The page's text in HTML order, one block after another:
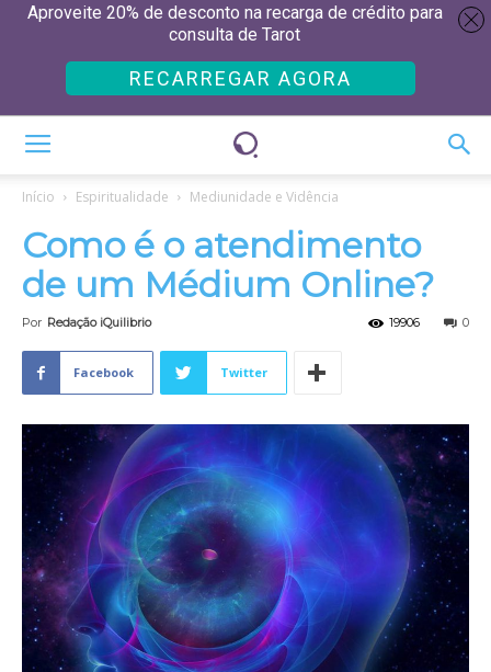
Início Espiritualidade Mediunidade e Vidência
Como é o atendimento
de um Médium Online?
Por Redação iQuilibrio 0
19906
Facebook Twitter
Aproveite 20% de desconto na recarga de crédito para
consulta de Tarot
RECARREGAR AGORA